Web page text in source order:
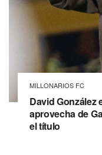
MILLONARIOS FC
David González
aprovecha de
el título